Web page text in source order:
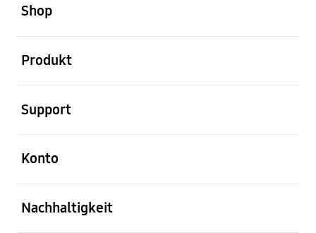
Shop
Produkt
Support
Konto
Nachhaltigkeit